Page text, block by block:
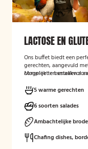
LACTOSE EN
Ons buffet biedt een
gerechten, aangevuld
compleet en smaakvol
Mogelijk te bestellen
5 warme gerechten
6 soorten salades
Ambachtelijke
Chafing dishes,